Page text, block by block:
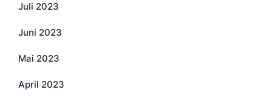
Juli 2023
Juni 2023
Mai 2023
April 2023